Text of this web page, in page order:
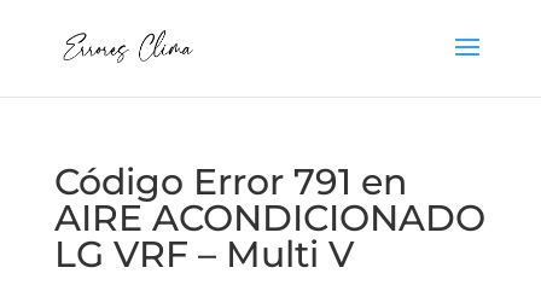
Código Error 791 en
AIRE ACONDICIONADO
LG VRF – Multi V